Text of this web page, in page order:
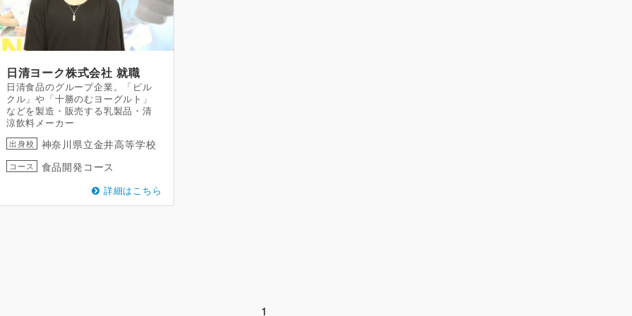
日清ヨーク株式会社 就職
日清食品のグループ企業。「ピル
クル」や「十勝のむヨーグルト」
などを製造・販売する乳製品・清
涼飲料メーカー
出身校 神奈川県立金井高等学校
コース 食品開発コース
詳細はこちら
1